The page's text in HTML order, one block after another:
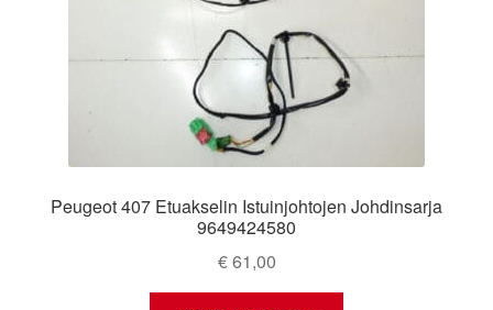
Peugeot 407 Etuakselin Istuinjohtojen Johdinsarja
9649424580
€61,00